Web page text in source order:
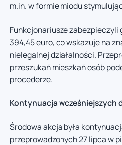
m.in. w formie miodu
Funkcjonariusze zabezpieczyli
394,45 euro, co wskazuje na
nielegalnej działalności.
przeszukań mieszkań osób
procederze.
Kontynuacja wcześniejszych
Środowa akcja była
przeprowadzonych 27 lipca w